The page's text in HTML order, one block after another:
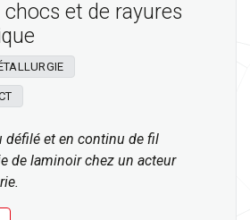
et de rayures
défilé et en continu de fil
de laminoir chez un acteur